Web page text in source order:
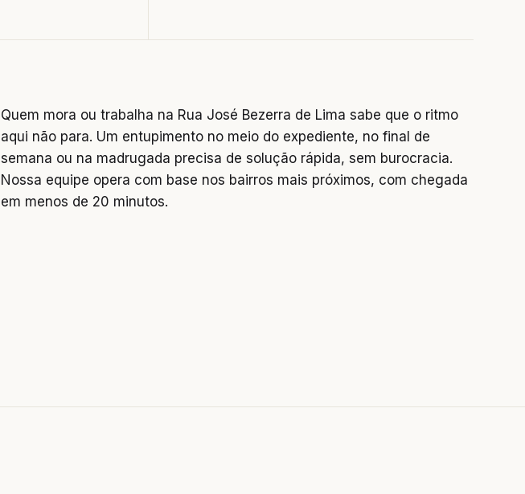
Quem mora ou trabalha na Rua José Bezerra de Lima sabe que o ritmo
aqui não para. Um entupimento no meio do expediente, no final de
semana ou na madrugada precisa de solução rápida, sem burocracia.
Nossa equipe opera com base nos bairros mais próximos, com chegada
em menos de 20 minutos.